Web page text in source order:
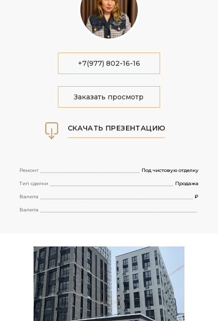
+7(977) 802-16-16
Заказать просмотр
СКАЧАТЬ ПРЕЗЕНТАЦИЮ
Ремонт Под чистовую отделку
Тип сделки Продажа
Валюта ₽
Валюта